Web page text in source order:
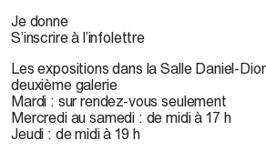
Je donne
S’inscrire à l’infolettre
Les expositions dans la Salle Daniel-
deuxième galerie
Mardi : sur rendez-vous seulement
Mercredi au samedi : de midi à 17 h
Jeudi : de midi à 19 h